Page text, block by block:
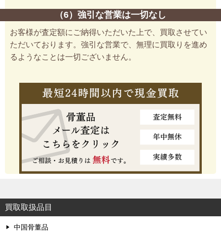
（6）強引な営業は一切なし
お客様が査定額にご納得いただいた上で、買取させてい
ただいております。強引な営業で、無理に買取りを進め
るようなことは一切ございません。
買取取扱品目
中国骨董品